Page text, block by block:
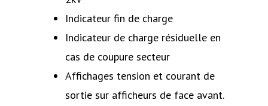
Indicateur fin de charge
Indicateur de charge résiduelle en
cas de coupure secteur
Affichages tension et courant de
sortie sur afficheurs de face avant.